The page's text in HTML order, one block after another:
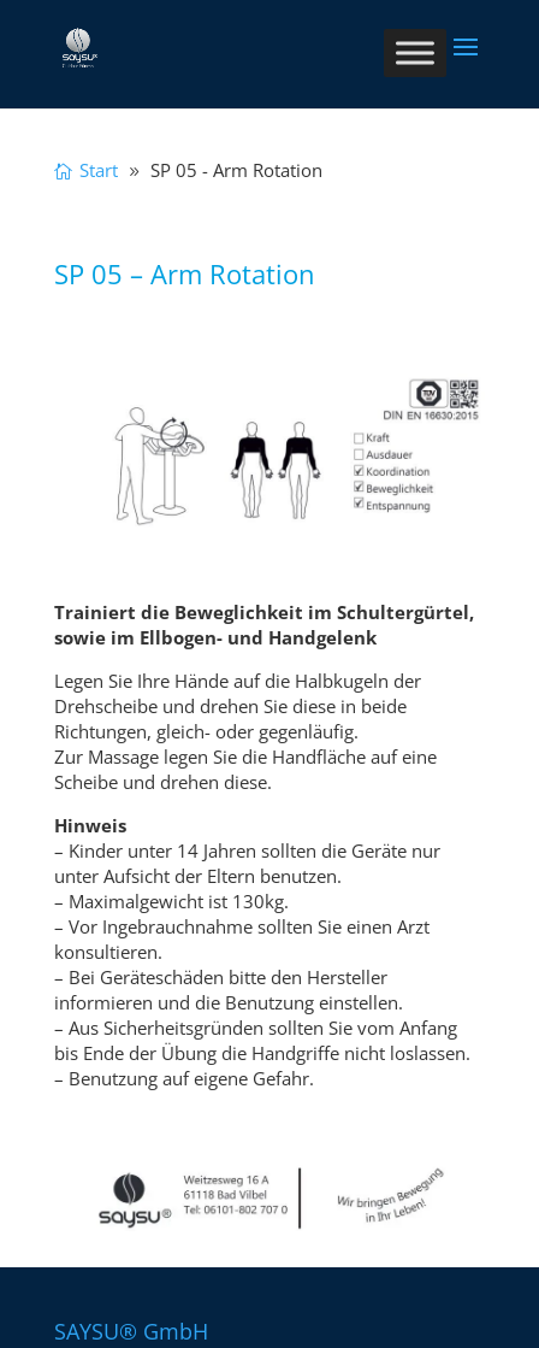
Start SP 05 - Arm Rotation
SP 05 – Arm Rotation
Trainiert die Beweglichkeit im Schultergürtel,
sowie im Ellbogen- und Handgelenk
Legen Sie Ihre Hände auf die Halbkugeln der
Drehscheibe und drehen Sie diese in beide
Richtungen, gleich- oder gegenläufig.
Zur Massage legen Sie die Handfläche auf eine
Scheibe und drehen diese.
Hinweis
– Kinder unter 14 Jahren sollten die Geräte nur
unter Aufsicht der Eltern benutzen.
– Maximalgewicht ist 130kg.
– Vor Ingebrauchnahme sollten Sie einen Arzt
konsultieren.
– Bei Geräteschäden bitte den Hersteller
informieren und die Benutzung einstellen.
– Aus Sicherheitsgründen sollten Sie vom Anfang
bis Ende der Übung die Handgriffe nicht loslassen.
– Benutzung auf eigene Gefahr.
SAYSU® GmbH